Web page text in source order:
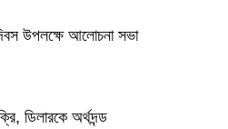
উপলক্ষে আলোচনা সভা
ডিলারকে অর্থদন্ড